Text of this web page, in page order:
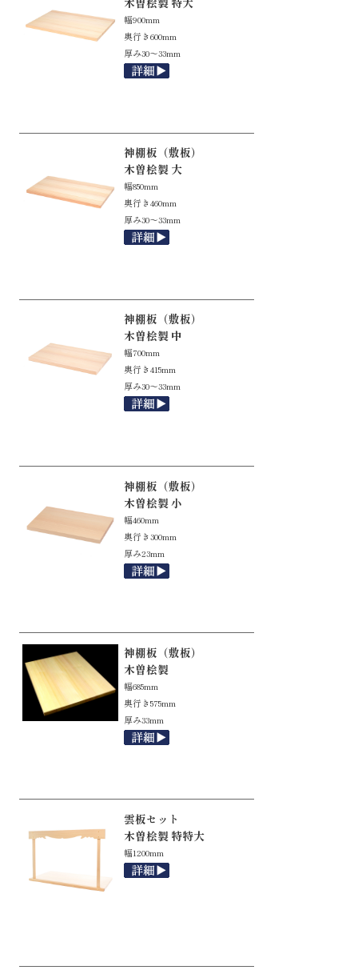
幅900mm
奥行き600mm
厚み30～33mm
神棚板（敷板）
木曽桧製 大
幅850mm
奥行き460mm
厚み30～33mm
神棚板（敷板）
木曽桧製 中
幅700mm
奥行き415mm
厚み30～33mm
神棚板（敷板）
木曽桧製 小
幅460mm
奥行き300mm
厚み23mm
神棚板（敷板）
木曽桧製
幅685mm
奥行き575mm
厚み33mm
雲板セット
木曽桧製 特特大
幅1200mm